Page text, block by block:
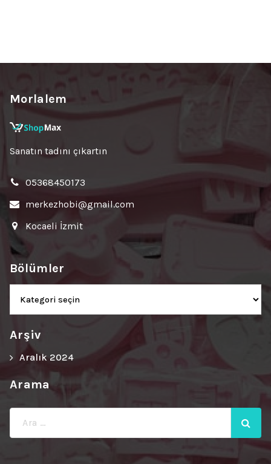
Morlalem
Sanatın tadını çıkartın
05368450173
merkezhobi@gmail.com
Kocaeli İzmit
Bölümler
Bölümler
Arşiv
Aralık 2024
Arama
Ara: